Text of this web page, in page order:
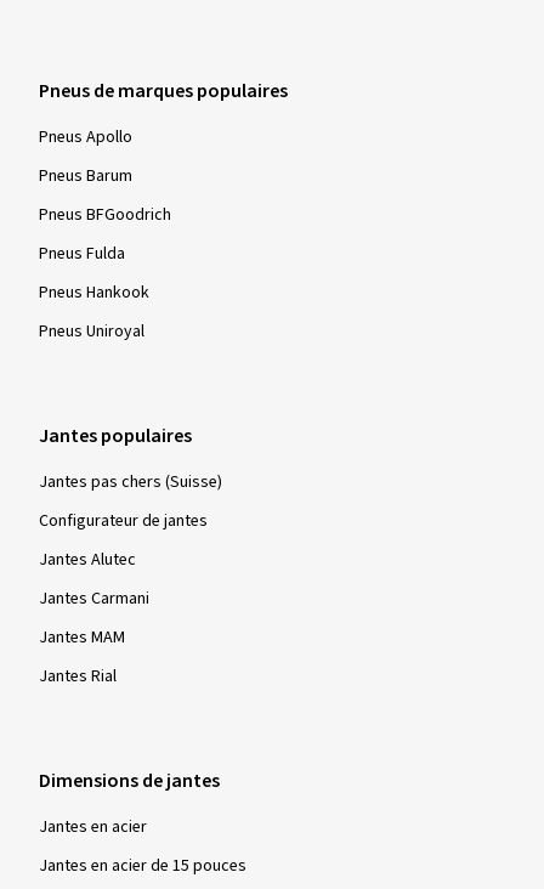
Pneus de marques populaires
Pneus Apollo
Pneus Barum
Pneus BFGoodrich
Pneus Fulda
Pneus Hankook
Pneus Uniroyal
Jantes populaires
Jantes pas chers (Suisse)
Configurateur de jantes
Jantes Alutec
Jantes Carmani
Jantes MAM
Jantes Rial
Dimensions de jantes
Jantes en acier
Jantes en acier de 15 pouces